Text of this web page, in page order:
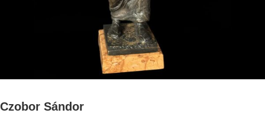
Czobor Sándor